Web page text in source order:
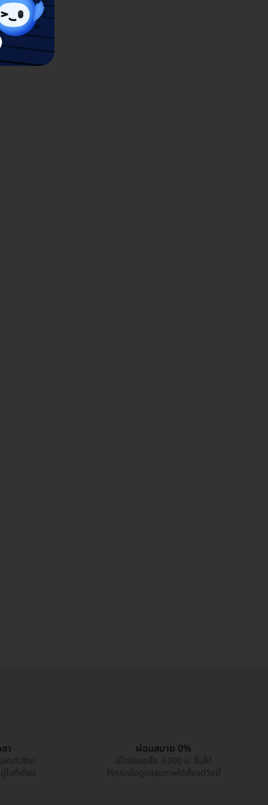
า
งทั่วไทย
ในที่เดียว
ผ่อนสบาย 0%
เมื่อมียอดซื้อ 3,000 บ. ขึ้นไป
ให้คุณเริ่มดูแลสุขภาพได้ตั้งแต่วันนี้